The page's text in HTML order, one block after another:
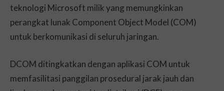
teknologi Microsoft milik yang memungkinkan
perangkat lunak Component Object Model (COM)
untuk berkomunikasi di seluruh jaringan.
DCOM ditingkatkan dengan aplikasi COM untuk
memfasilitasi panggilan prosedural jarak jauh dan